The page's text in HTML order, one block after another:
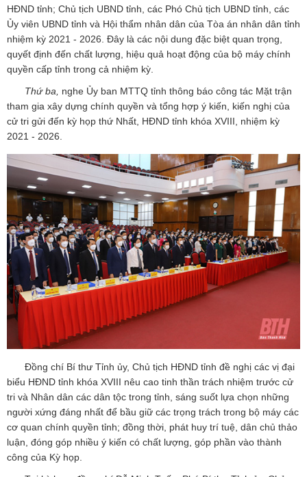
HĐND tỉnh; Chủ tịch UBND tỉnh, các Phó Chủ tịch UBND tỉnh, các
Ủy viên UBND tỉnh và Hội thẩm nhân dân của Tòa án nhân dân tỉnh
nhiệm kỳ 2021 - 2026. Đây là các nội dung đặc biệt quan trọng,
quyết định đến chất lượng, hiệu quả hoạt động của bộ máy chính
quyền cấp tỉnh trong cả nhiệm kỳ.
Thứ ba,
nghe Ủy ban MTTQ tỉnh thông báo công tác Mặt trận
tham gia xây dựng chính quyền và tổng hợp ý kiến, kiến nghị của
cử tri gửi đến kỳ họp thứ Nhất, HĐND tỉnh khóa XVIII, nhiệm kỳ
2021 - 2026.
Đồng chí Bí thư Tỉnh ủy, Chủ tịch HĐND tỉnh đề nghị các vị đại
biểu HĐND tỉnh khóa XVIII nêu cao tinh thần trách nhiệm trước cử
tri và Nhân dân các dân tộc trong tỉnh, sáng suốt lựa chọn những
người xứng đáng nhất để bầu giữ các trọng trách trong bộ máy các
cơ quan chính quyền tỉnh; đồng thời, phát huy trí tuệ, dân chủ thảo
luận, đóng góp nhiều ý kiến có chất lượng, góp phần vào thành
công của Kỳ họp.